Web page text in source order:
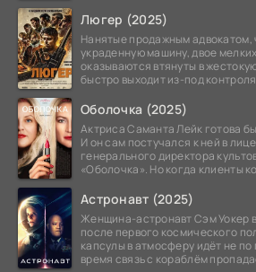
Люгер (2025)
Нанятые продажным адвокатом,
украденную машину, двое
оказываются втянуты в
быстро выходит из-под
Оболочка (2025)
Актриса Саманта Лейк готова
И он сам постучался к ней в
генерального директора
«Оболочка». Но когда клиенты
Астронавт (2025)
Женщина-астронавт Сэм Уокер
после первого космического
капсулы в атмосферу идёт не по
время связь с кораблём